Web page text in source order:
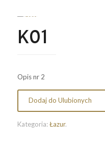
K01
Opis nr 2
Dodaj do Ulubionych
Kategoria:Łazur.